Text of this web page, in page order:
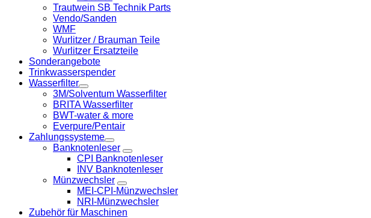
Trautwein SB Technik Parts
Vendo/Sanden
WMF
Wurlitzer / Brauman Teile
Wurlitzer Ersatzteile
Sonderangebote
Trinkwasserspender
Wasserfilter
3M/Solventum Wasserfilter
BRITA Wasserfilter
BWT-water & more
Everpure/Pentair
Zahlungssysteme
Banknotenleser
CPI Banknotenleser
INV Banknotenleser
Münzwechsler
MEI-CPI-Münzwechsler
NRI-Münzwechsler
Zubehör für Maschinen